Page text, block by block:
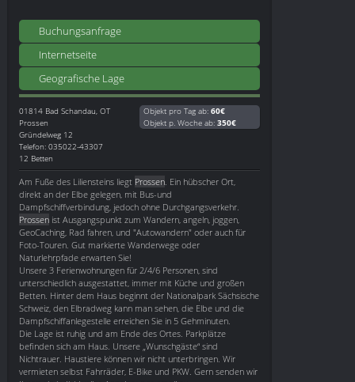
Buchungsanfrage
Internetseite
Geografische Lage
01814 Bad Schandau, OT
Prossen
Gründelweg 12
Telefon: 035022-43307
12 Betten
Objekt pro Tag ab: 60€
Objekt p. Woche ab: 350€
Am Fuße des Liliensteins liegt Prossen. Ein hübscher Ort,
direkt an der Elbe gelegen, mit Bus-und
Dampfschiffverbindung, jedoch ohne Durchgangsverkehr.
Prossenist Ausgangspunkt zum Wandern, angeln, joggen,
GeoCaching, Rad fahren, und "Autowandern" oder auch für
Foto-Touren. Gut markierte Wanderwege oder
Naturlehrpfade erwarten Sie!
Unsere 3 Ferienwohnungen für 2/4/6 Personen, sind
unterschiedlich ausgestattet, immer mit Küche und großen
Betten. Hinter dem Haus beginnt der Nationalpark Sächsische
Schweiz, den Elbradweg kann man sehen, die Elbe und die
Dampfschiffanlegestelle erreichen Sie in 5 Gehminuten.
Die Lage ist ruhig und am Ende des Ortes. Parkplätze
befinden sich am Haus. Unsere „Wunschgäste“ sind
Nichtrauer. Haustiere können wir nicht unterbringen. Wir
vermieten selbst Fahrräder, E-Bike und PKW. Gern senden wir